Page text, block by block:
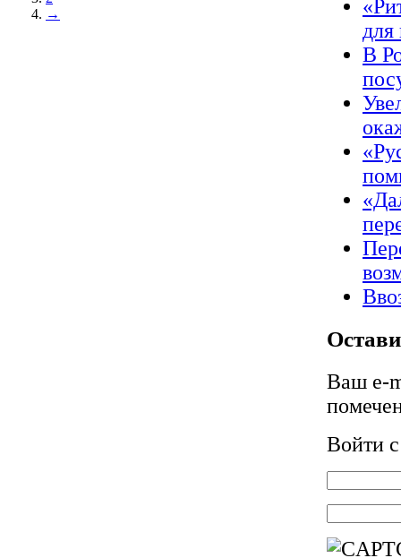
→
для
В
Ваш e-
Войти